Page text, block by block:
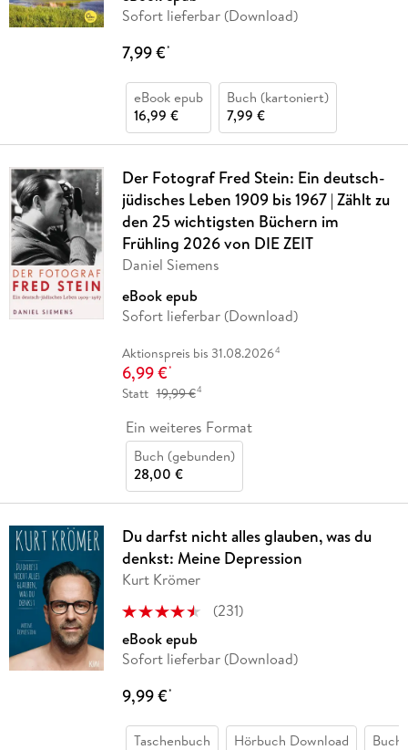
Sofort lieferbar (Download)
7,99 €*
eBook epub
16,99 €
Buch (kartoniert)
7,99 €
Der Fotograf Fred Stein: Ein deutsch-
jüdisches Leben 1909 bis 1967 | Zählt zu
den 25 wichtigsten Büchern im
Frühling 2026 von DIE ZEIT
Daniel Siemens
eBook epub
Sofort lieferbar (Download)
Aktionspreis bis 31.08.20264
6,99 €*
Statt 19,99 €4
Ein weiteres Format
Buch (gebunden)
28,00 €
Du darfst nicht alles glauben, was du
denkst: Meine Depression
Kurt Krömer
(231)
eBook epub
Sofort lieferbar (Download)
9,99 €*
Taschenbuch
Hörbuch Download
Buch